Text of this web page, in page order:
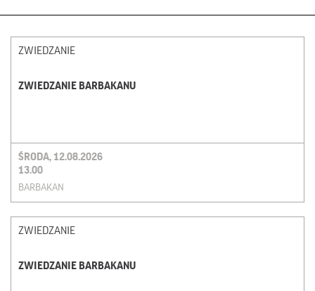
ZWIEDZANIE
ZWIEDZANIE BARBAKANU
ŚRODA, 12.08.2026
13.00
BARBAKAN
ZWIEDZANIE
ZWIEDZANIE BARBAKANU